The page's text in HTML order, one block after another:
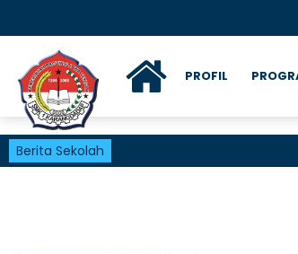
PROFIL
Berita Sekolah